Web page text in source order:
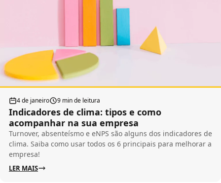
4 de janeiro 9 min de leitura
Indicadores de clima: tipos e como
acompanhar na sua empresa
Turnover, absenteísmo e eNPS são alguns dos indicadores de
clima. Saiba como usar todos os 6 principais para melhorar a
empresa!
LER MAIS